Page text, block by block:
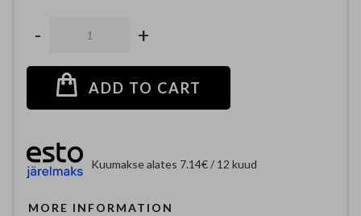
- +
ADD TO CART
Kuumakse alates 7.14€ / 12 kuud
MORE INFORMATION